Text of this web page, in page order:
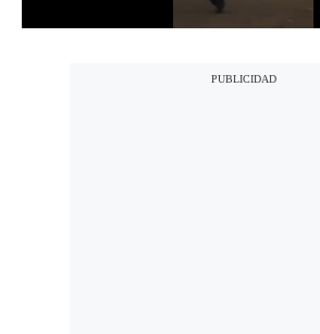
Gestión TV